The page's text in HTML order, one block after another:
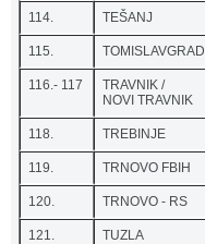
114. TEŠANJ
115. TOMISLAVGRAD
116.- 117
TRAVNIK /
NOVI TRAVNIK
118. TREBINJE
119. TRNOVO FBIH
120. TRNOVO - RS
121. TUZLA